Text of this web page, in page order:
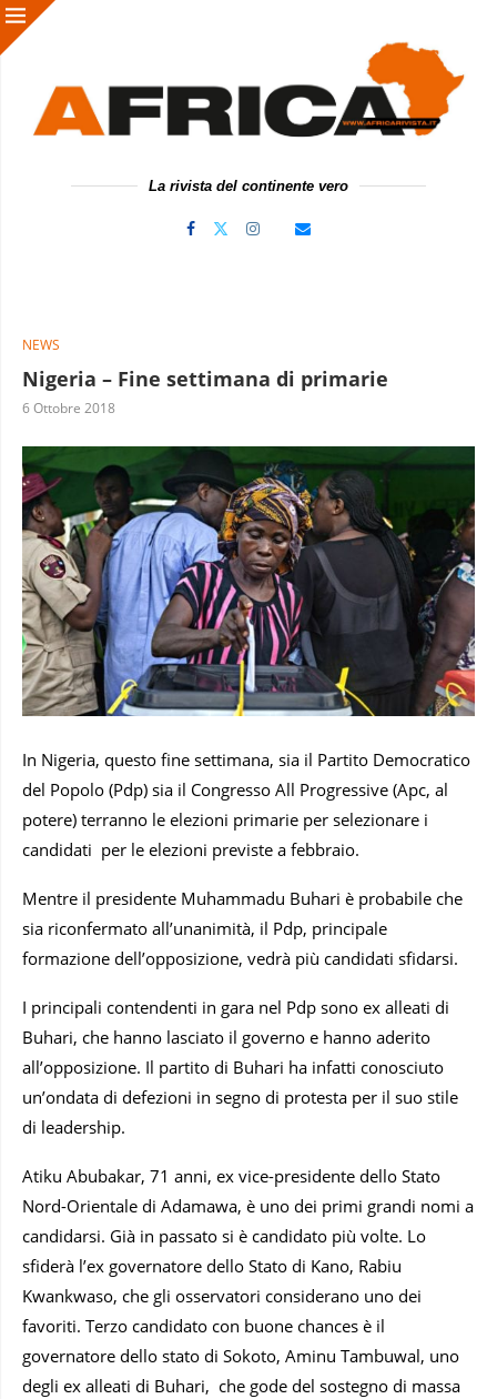
La rivista del continente vero
NEWS
Nigeria – Fine settimana di primarie
6 Ottobre 2018
In Nigeria, questo fine settimana, sia il Partito Democratico
del Popolo (Pdp) sia il Congresso All Progressive (Apc, al
potere) terranno le elezioni primarie per selezionare i
candidati per le elezioni previste a febbraio.
Mentre il presidente Muhammadu Buhari è probabile che
sia riconfermato all’unanimità, il Pdp, principale
formazione dell’opposizione, vedrà più candidati sfidarsi.
I principali contendenti in gara nel Pdp sono ex alleati di
Buhari, che hanno lasciato il governo e hanno aderito
all’opposizione. Il partito di Buhari ha infatti conosciuto
un’ondata di defezioni in segno di protesta per il suo stile
di leadership.
Atiku Abubakar, 71 anni, ex vice-presidente dello Stato
Nord-Orientale di Adamawa, è uno dei primi grandi nomi a
candidarsi. Già in passato si è candidato più volte. Lo
sfiderà l’ex governatore dello Stato di Kano, Rabiu
Kwankwaso, che gli osservatori considerano uno dei
favoriti. Terzo candidato con buone chances è il
governatore dello stato di Sokoto, Aminu Tambuwal, uno
degli ex alleati di Buhari, che gode del sostegno di massa